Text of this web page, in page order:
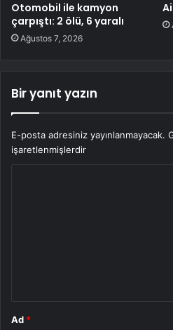
Otomobil ile kamyon
çarpıştı: 2 ölü, 6 yaralı
Ağustos 7, 2026
Bir yanıt yazın
E-posta adresiniz yayınlanmayacak.
işaretlenmişlerdir
Ad *